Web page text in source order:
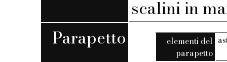
scalini in
Parapetto
elementi del
parapetto